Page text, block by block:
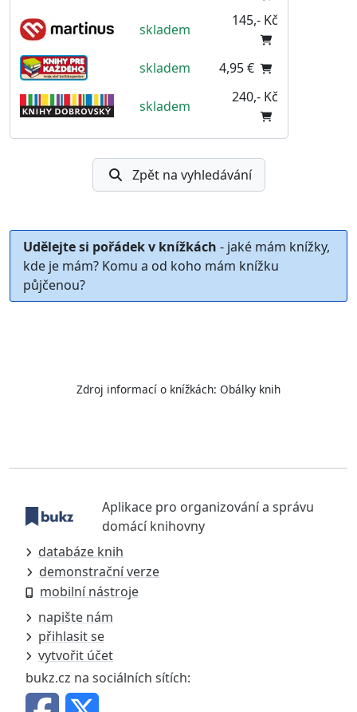
skladem
145,- Kč
skladem 4,95 €
skladem
240,- Kč
Zpět na vyhledávání
Udělejte si pořádek v knížkách - jaké mám knížky,
kde je mám? Komu a od koho mám knížku
půjčenou?
Zdroj informací o knížkách: Obálky knih
Aplikace pro organizování a správu
domácí knihovny
databáze knih
demonstrační verze
mobilní nástroje
napište nám
přihlasit se
vytvořit účet
bukz.cz na sociálních sítích: